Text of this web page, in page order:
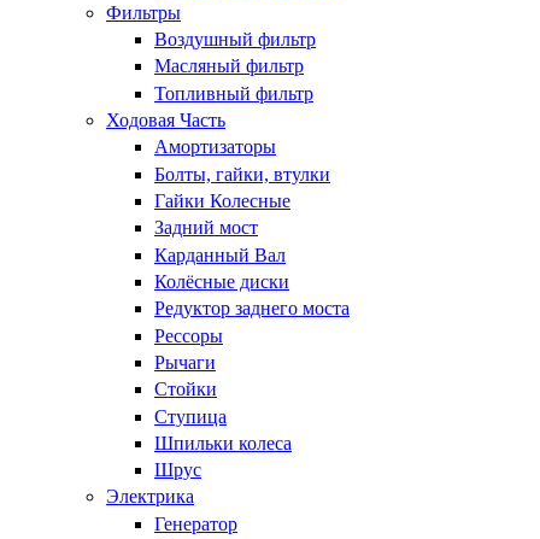
Фильтры
Воздушный фильтр
Масляный фильтр
Топливный фильтр
Ходовая Часть
Амортизаторы
Болты, гайки, втулки
Гайки Колесные
Задний мост
Карданный Вал
Колёсные диски
Редуктор заднего моста
Рессоры
Рычаги
Стойки
Ступица
Шпильки колеса
Шрус
Электрика
Генератор